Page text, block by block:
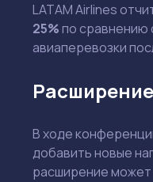
LATAM Airlines
25%по сравнению
авиаперевозки
В ходе
добавить новые
расширение может